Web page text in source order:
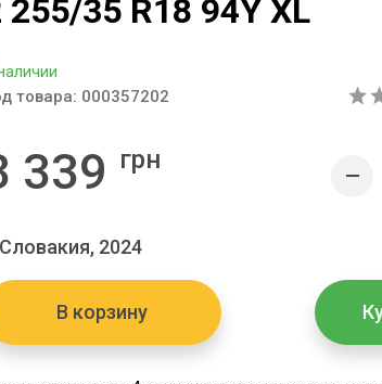
255/35 R18 94Y XL
товара: 000357202
339 грн
Словакия, 2024
В корзину